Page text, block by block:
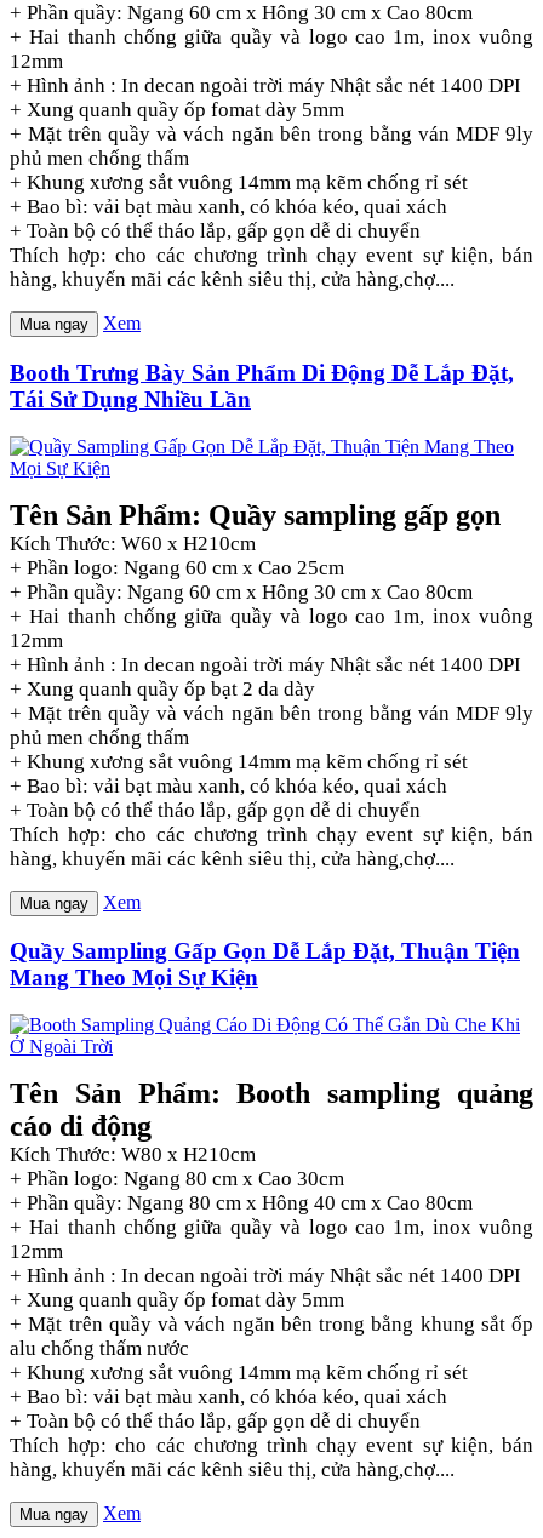
+ Phần quầy: Ngang 60 cm x Hông 30 cm x Cao 80cm
+ Hai thanh chống giữa quầy và logo cao 1m, inox vuông
12mm
+ Hình ảnh : In decan ngoài trời máy Nhật sắc nét 1400 DPI
+ Xung quanh quầy ốp fomat dày 5mm
+ Mặt trên quầy và vách ngăn bên trong bằng ván MDF 9ly
phủ men chống thấm
+ Khung xương sắt vuông 14mm mạ kẽm chống rỉ sét
+ Bao bì: vải bạt màu xanh, có khóa kéo, quai xách
+ Toàn bộ có thể tháo lắp, gấp gọn dễ di chuyển
Thích hợp: cho các chương trình chạy event sự kiện, bán
hàng, khuyến mãi các kênh siêu thị, cửa hàng,chợ....
Mua ngay Xem
Booth Trưng Bày Sản Phẩm Di Động Dễ Lắp Đặt,
Tái Sử Dụng Nhiều Lần
Tên Sản Phẩm: Quầy sampling gấp gọn
Kích Thước: W60 x H210cm
+ Phần logo: Ngang 60 cm x Cao 25cm
+ Phần quầy: Ngang 60 cm x Hông 30 cm x Cao 80cm
+ Hai thanh chống giữa quầy và logo cao 1m, inox vuông
12mm
+ Hình ảnh : In decan ngoài trời máy Nhật sắc nét 1400 DPI
+ Xung quanh quầy ốp bạt 2 da dày
+ Mặt trên quầy và vách ngăn bên trong bằng ván MDF 9ly
phủ men chống thấm
+ Khung xương sắt vuông 14mm mạ kẽm chống rỉ sét
+ Bao bì: vải bạt màu xanh, có khóa kéo, quai xách
+ Toàn bộ có thể tháo lắp, gấp gọn dễ di chuyển
Thích hợp: cho các chương trình chạy event sự kiện, bán
hàng, khuyến mãi các kênh siêu thị, cửa hàng,chợ....
Mua ngay Xem
Quầy Sampling Gấp Gọn Dễ Lắp Đặt, Thuận Tiện
Mang Theo Mọi Sự Kiện
Tên Sản Phẩm: Booth sampling quảng
cáo di động
Kích Thước: W80 x H210cm
+ Phần logo: Ngang 80 cm x Cao 30cm
+ Phần quầy: Ngang 80 cm x Hông 40 cm x Cao 80cm
+ Hai thanh chống giữa quầy và logo cao 1m, inox vuông
12mm
+ Hình ảnh : In decan ngoài trời máy Nhật sắc nét 1400 DPI
+ Xung quanh quầy ốp fomat dày 5mm
+ Mặt trên quầy và vách ngăn bên trong bằng khung sắt ốp
alu chống thấm nước
+ Khung xương sắt vuông 14mm mạ kẽm chống rỉ sét
+ Bao bì: vải bạt màu xanh, có khóa kéo, quai xách
+ Toàn bộ có thể tháo lắp, gấp gọn dễ di chuyển
Thích hợp: cho các chương trình chạy event sự kiện, bán
hàng, khuyến mãi các kênh siêu thị, cửa hàng,chợ....
Mua ngay Xem